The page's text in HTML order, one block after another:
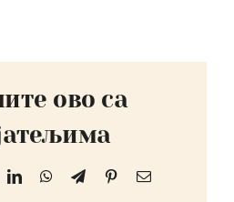
ово са
LinkedInWhatsApp
TelegramPinterestEmail